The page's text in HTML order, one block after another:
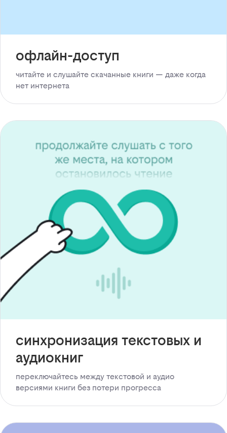
офлайн-доступ
читайте и слушайте скачанные книги — даже когда
нет интернета
синхронизация текстовых и
аудиокниг
переключайтесь между текстовой и аудио
версиями книги без потери прогресса